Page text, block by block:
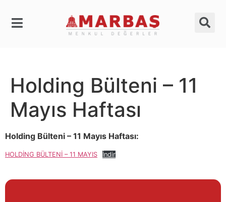
Holding Bülteni – 11
Mayıs Haftası
Holding Bülteni – 11 Mayıs Haftası:
HOLDİNG BÜLTENİ – 11 MAYIS İndir